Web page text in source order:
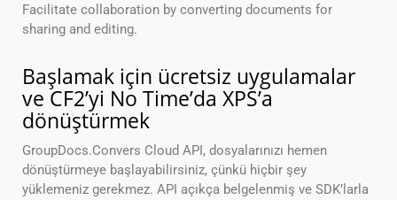
Facilitate collaboration by converting documents for
sharing and editing.
Başlamak için ücretsiz uygulamalar
ve CF2’yi No Time’da XPS’a
dönüştürmek
GroupDocs.Convers Cloud API, dosyalarınızı hemen
dönüştürmeye başlayabilirsiniz, çünkü hiçbir şey
yüklemeniz gerekmez. API açıkça belgelenmiş ve SDK’larla